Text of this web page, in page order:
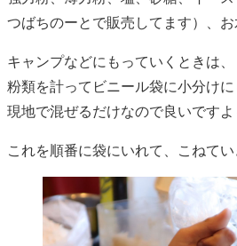
つばちのーとで販売してます）、お
キャンプなどにもっていくときは、
粉類を計ってビニール袋に小分けに
現地で混ぜるだけなので良いですよ
これを順番に袋にいれて、こねてい